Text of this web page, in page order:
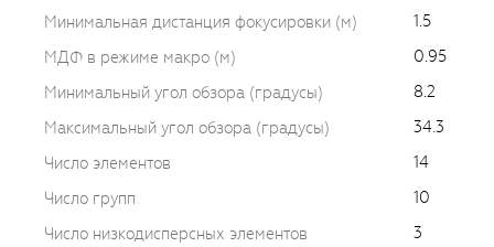
Минимальная дистанция фокусировки (м)
1.5
МДФ в режиме макро (м)
0.95
Минимальный угол обзора (градусы)
8.2
Максимальный угол обзора (градусы)
34.3
Число элементов
14
Число групп
10
Число низкодисперсных элементов
3